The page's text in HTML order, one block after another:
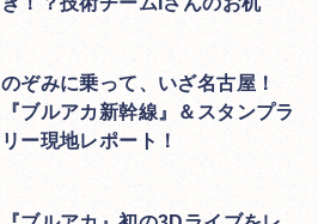
のぞみに乗って、いざ名古屋！
『ブルアカ新幹線』＆スタンプラ
リー現地レポート！